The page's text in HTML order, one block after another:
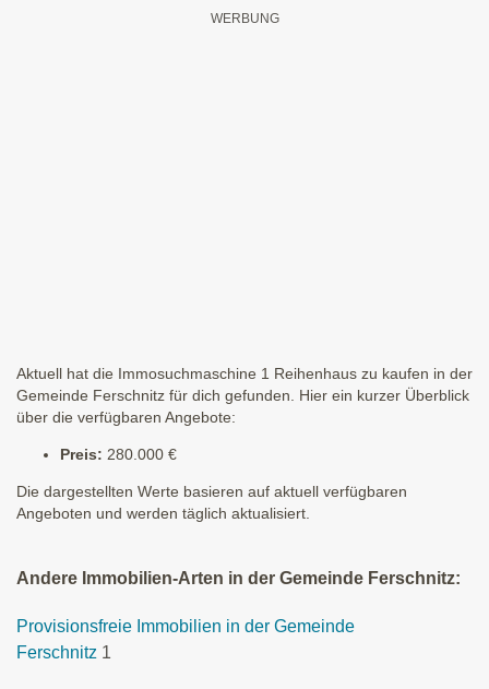
Aktuell hat die Immosuchmaschine 1 Reihenhaus zu kaufen in der
Gemeinde Ferschnitz für dich gefunden. Hier ein kurzer Überblick
über die verfügbaren Angebote:
Preis: 280.000 €
Die dargestellten Werte basieren auf aktuell verfügbaren
Angeboten und werden täglich aktualisiert.
Andere Immobilien-Arten in der Gemeinde Ferschnitz:
Provisionsfreie Immobilien in der Gemeinde
Ferschnitz 1